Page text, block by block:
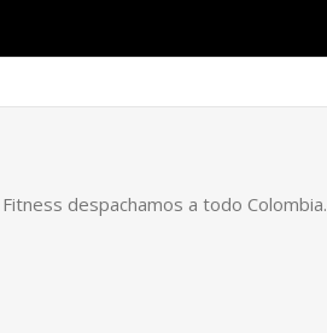
despachamos a todo Colombia.